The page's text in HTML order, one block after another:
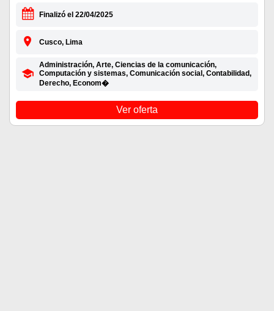
Finalizó el 22/04/2025
Cusco, Lima
Administración, Arte, Ciencias de la comunicación,
Computación y sistemas, Comunicación social, Contabilidad,
Derecho, Econom�
Ver oferta